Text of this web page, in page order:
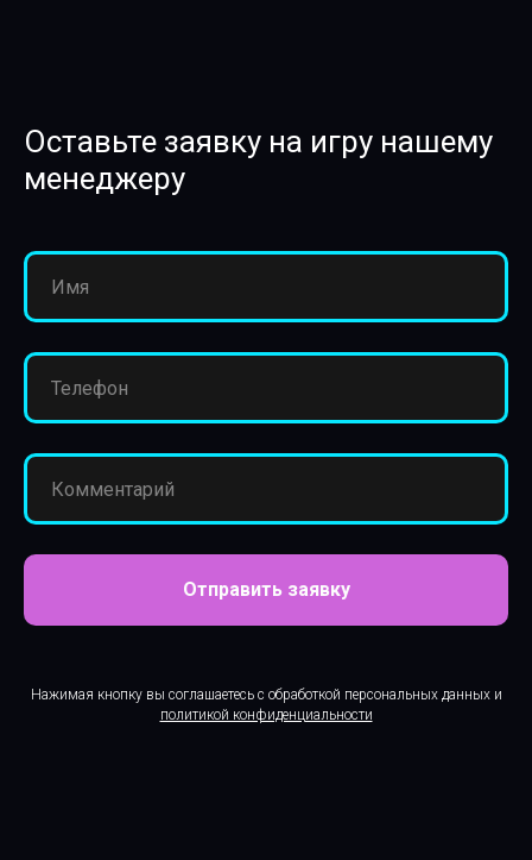
Оставьте заявку на игру нашему
менеджеру
Отправить заявку
Нажимая кнопку вы соглашаетесь с обработкой персональных данных и
политикой конфиденциальности